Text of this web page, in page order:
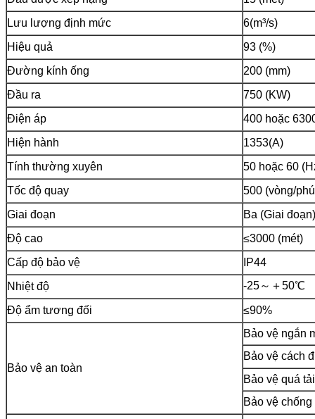
Lưu lượng định mức
6(m³/s)
Hiệu quả
93 (%)
Đường kính ống
200 (mm)
Đầu ra
750 (KW)
Điện áp
400 hoặc
Hiện hành
1353(A)
Tính thường xuyên
50 hoặc 60
Tốc độ quay
500 (vòng/
Giai đoạn
Ba (Giai đoạn)
Độ cao
≤3000 (mét)
Cấp độ bảo vệ
IP44
Nhiệt độ
-25～＋50℃
Độ ẩm tương đối ≤90%
Bảo vệ an toàn
Bảo vệ ngắn
Bảo vệ cách
Bảo vệ quá tải
Bảo vệ